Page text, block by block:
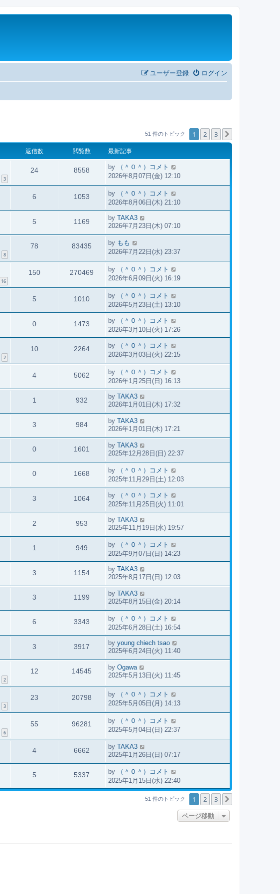
ログイン
ユーザー登録
51 件のトピック 1 2 3
返信数 閲覧数 最新記事
3
24 8558 by
（＾０＾）コメト
2026年8月07日(金) 12:10
6 1053 by
（＾０＾）コメト
2026年8月06日(木) 21:10
5 1169 by TAKA3
2026年7月23日(木) 07:10
8
78 83435 by もも
2026年7月22日(水) 23:37
16
150 270469 by
（＾０＾）コメト
2026年6月09日(火) 16:19
5 1010 by
（＾０＾）コメト
2026年5月23日(土) 13:10
0 1473 by
（＾０＾）コメト
2026年3月10日(火) 17:26
2
10 2264 by
（＾０＾）コメト
2026年3月03日(火) 22:15
4 5062 by
（＾０＾）コメト
2026年1月25日(日) 16:13
1 932 by TAKA3
2026年1月01日(木) 17:32
3 984 by TAKA3
2026年1月01日(木) 17:21
0 1601 by TAKA3
2025年12月28日(日) 22:37
0 1668 by
（＾０＾）コメト
2025年11月29日(土) 12:03
3 1064 by
（＾０＾）コメト
2025年11月25日(火) 11:01
2 953 by TAKA3
2025年11月19日(水) 19:57
1 949 by
（＾０＾）コメト
2025年9月07日(日) 14:23
3 1154 by TAKA3
2025年8月17日(日) 12:03
3 1199 by TAKA3
2025年8月15日(金) 20:14
6 3343 by
（＾０＾）コメト
2025年6月28日(土) 16:54
3 3917 by young chiech tsao
2025年6月24日(火) 11:40
2
12 14545 by Ogawa
2025年5月13日(火) 11:45
3
23 20798 by
（＾０＾）コメト
2025年5月05日(月) 14:13
6
55 96281 by
（＾０＾）コメト
2025年5月04日(日) 22:37
4 6662 by TAKA3
2025年1月26日(日) 07:17
5 5337 by
（＾０＾）コメト
2025年1月15日(水) 22:40
51 件のトピック 1 2 3
ページ移動